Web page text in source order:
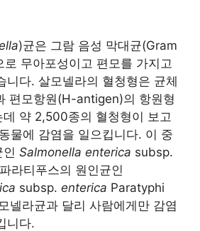
)균은 그람 음성 막대균(Gram
무아포성이고 편모를 가지고
니다. 살모넬라의 혈청형은 균체
편모항원(H-antigen)의 항원형
데 약 2,500종의 혈청형이 보고
물에 감염을 일으킵니다. 이 중
Salmonella enterica subsp.
라티푸스의 원인균인
subsp. enterica Paratyphi
넬라균과 달리 사람에게만 감염
니다.